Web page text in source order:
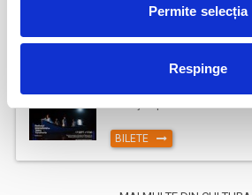
Permite selecția
Respinge
BILETE
AȘTEPTÂNDU-L PE ULISE
BILETE